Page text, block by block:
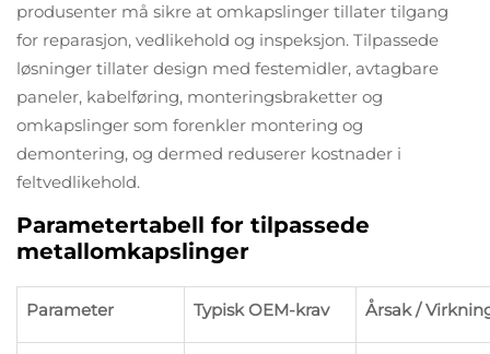
produsenter må sikre at omkapslinger tillater tilgang
for reparasjon, vedlikehold og inspeksjon. Tilpassede
løsninger tillater design med festemidler, avtagbare
paneler, kabelføring, monteringsbraketter og
omkapslinger som forenkler montering og
demontering, og dermed reduserer kostnader i
feltvedlikehold.
Parametertabell for tilpassede
metallomkapslinger
Parameter Typisk OEM-krav Årsak /